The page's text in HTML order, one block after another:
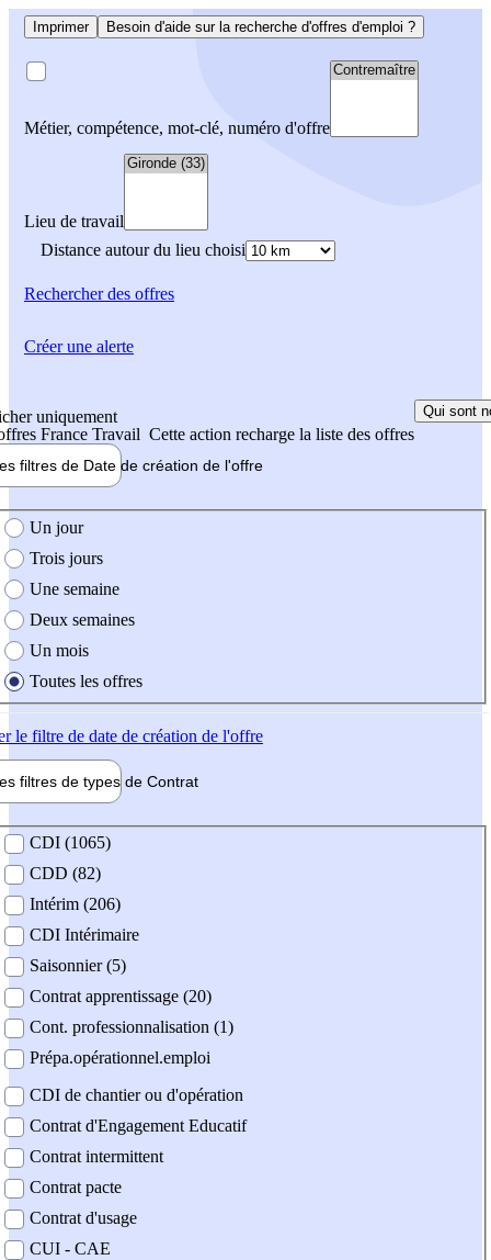
Imprimer Besoin d'aide sur la recherche d'offres d'emploi ?
Métier, compétence, mot-clé, numéro d'offre
Lieu de travail
Distance autour du lieu choisi
Rechercherdes offres
uniquement
France Travail Cette action recharge la liste des offres
Qui sont
filtres de Date de création de l'offre
création de l'offre
Un jour
Trois jours
Une semaine
Deux semaines
Un mois
Toutes les offres
le filtre de date de création de l'offre
filtres de types de Contrat
contrat
CDI (1065)
CDD (82)
Intérim (206)
CDI Intérimaire
Saisonnier (5)
Contrat apprentissage (20)
Cont. professionnalisation (1)
Prépa.opérationnel.emploi
CDI de chantier ou d'opération
Contrat d'Engagement Educatif
Contrat intermittent
Contrat pacte
Contrat d'usage
CUI - CAE
Créer une alerte